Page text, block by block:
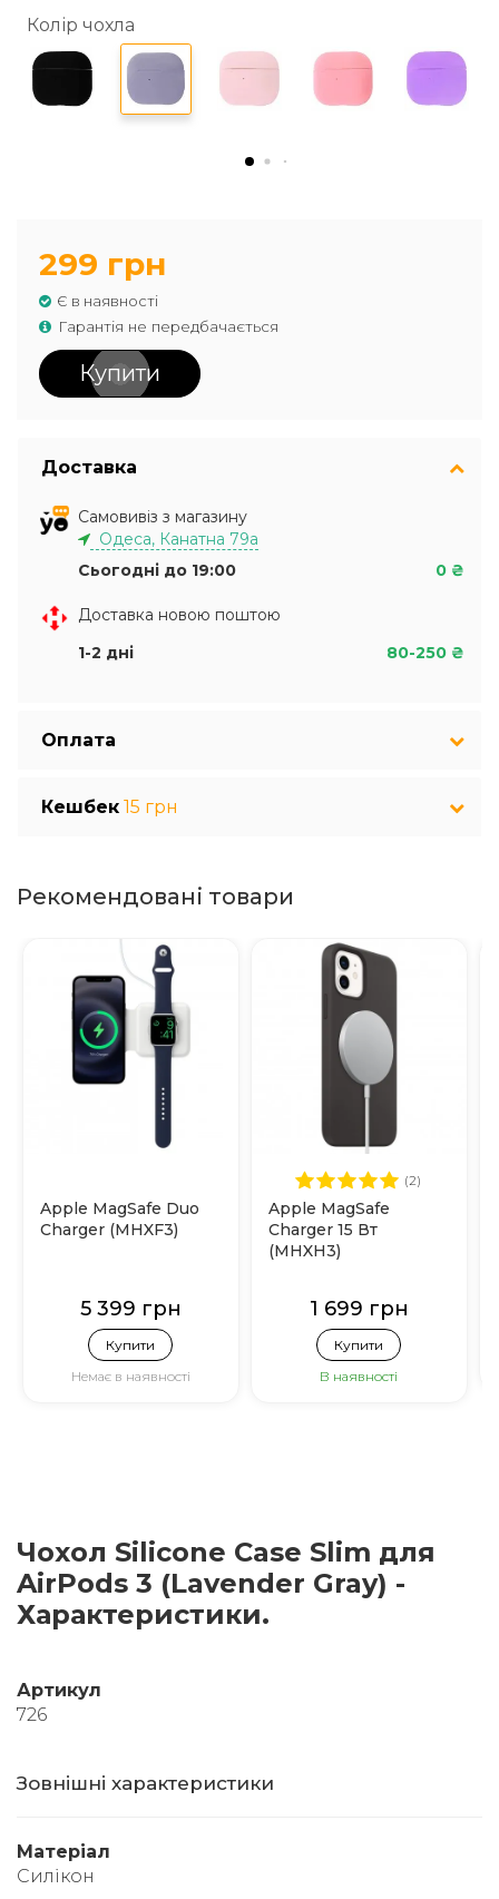
Колір чохла
299 грн
Є в наявності
Гарантія не передбачається
Купити
Доставка
Самовивіз з магазину
Одеса, Канатна 79а
Сьогодні до 19:00
0 ₴
Доставка новою поштою
1-2 дні
80-250 ₴
Оплата
Кешбек 15 грн
Рекомендовані товари
Apple MagSafe Duo
Charger (MHXF3)
5 399 грн
Купити
Немає в наявності
(2)
Apple MagSafe
Charger 15 Вт
(MHXH3)
1 699 грн
Купити
В наявності
Чохол Silicone Case Slim для
AirPods 3 (Lavender Gray) -
Характеристики.
Артикул
726
Зовнішні характеристики
Матеріал
Силікон